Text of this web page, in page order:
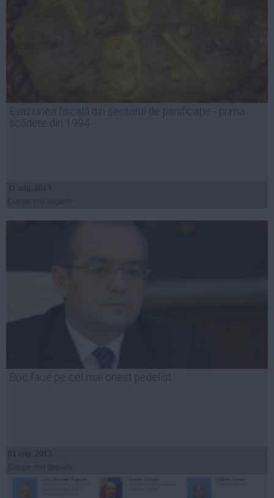
Evaziunea fiscală din sectorul de panificaţie - prima
scădere din 1994
11 aug, 2013
Boc face pe cel mai onest pedelist
01 aug, 2013